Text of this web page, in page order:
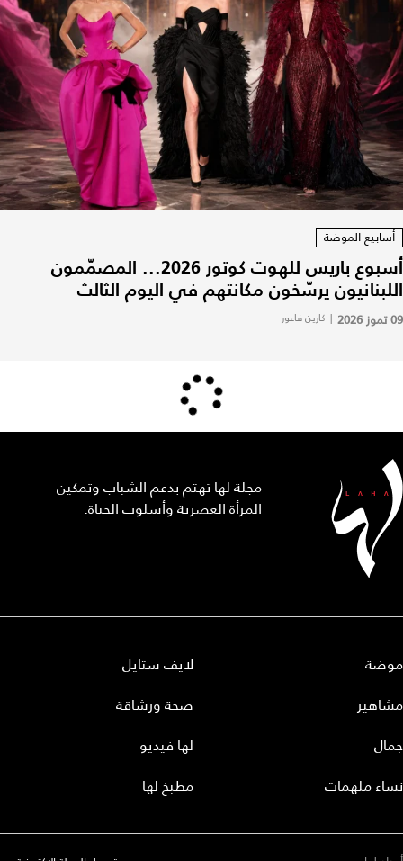
أسابيع الموضة
أسبوع باريس للهوت كوتور 2026... المصمّمون
اللبنانيون يرسّخون مكانتهم في اليوم الثالث
09 تموز 2026 | كارين فاعور
مجلة لها تهتم بدعم الشباب وتمكين
المرأة العصرية وأسلوب الحياة.
موضة
مشاهير
جمال
نساء ملهمات
لايف ستايل
صحة ورشاقة
لها فيديو
مطبخ لها